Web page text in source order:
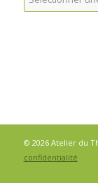
Newsletters
© 2026 Atelier du
confidentialité